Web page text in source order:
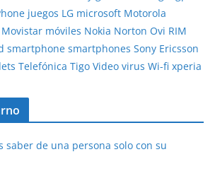
juegos LG microsoft Motorola
Movistar móviles Nokia Norton Ovi RIM
smartphone smartphones Sony Ericsson
Telefónica Tigo Video virus Wi-fi xperia
saber de una persona solo con su